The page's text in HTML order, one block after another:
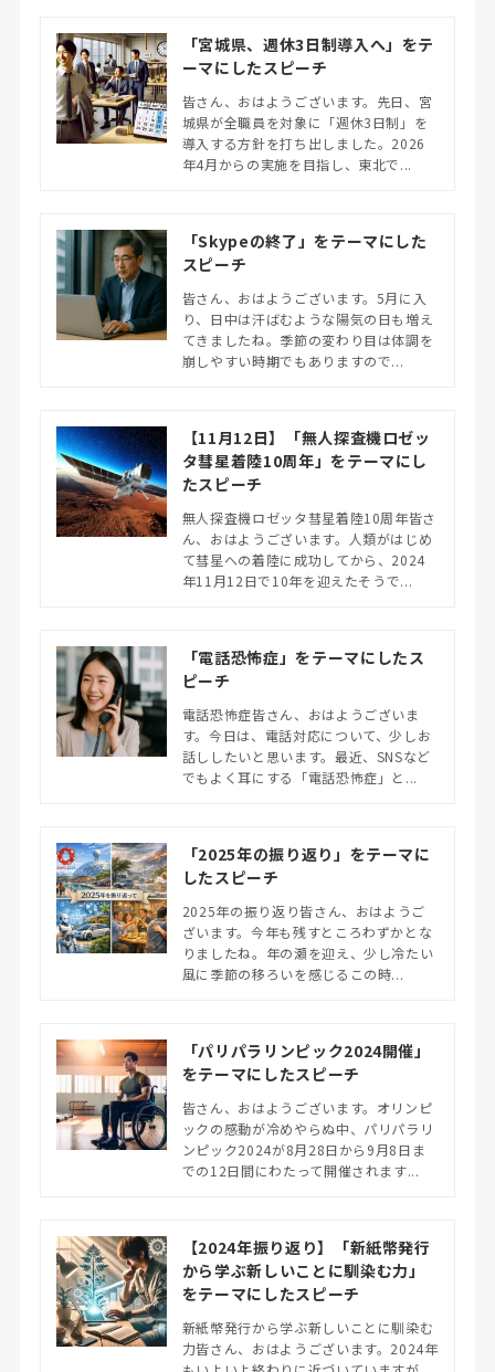
「宮城県、週休3日制導入へ」をテ
ーマにしたスピーチ
皆さん、おはようございます。先日、宮
城県が全職員を対象に「週休3日制」を
導入する方針を打ち出しました。2026
年4月からの実施を目指し、東北で...
「Skypeの終了」をテーマにした
スピーチ
皆さん、おはようございます。5月に入
り、日中は汗ばむような陽気の日も増え
てきましたね。季節の変わり目は体調を
崩しやすい時期でもありますので...
【11月12日】「無人探査機ロゼッ
タ彗星着陸10周年」をテーマにし
たスピーチ
無人探査機ロゼッタ彗星着陸10周年皆さ
ん、おはようございます。人類がはじめ
て彗星への着陸に成功してから、2024
年11月12日で10年を迎えたそうで...
「電話恐怖症」をテーマにしたス
ピーチ
電話恐怖症皆さん、おはようございま
す。今日は、電話対応について、少しお
話ししたいと思います。最近、SNSなど
でもよく耳にする「電話恐怖症」と...
「2025年の振り返り」をテーマに
したスピーチ
2025年の振り返り皆さん、おはようご
ざいます。今年も残すところわずかとな
りましたね。年の瀬を迎え、少し冷たい
風に季節の移ろいを感じるこの時...
「パリパラリンピック2024開催」
をテーマにしたスピーチ
皆さん、おはようございます。オリンピ
ックの感動が冷めやらぬ中、パリパラリ
ンピック2024が8月28日から9月8日ま
での12日間にわたって開催されます...
【2024年振り返り】「新紙幣発行
から学ぶ新しいことに馴染む力」
をテーマにしたスピーチ
新紙幣発行から学ぶ新しいことに馴染む
力皆さん、おはようございます。2024年